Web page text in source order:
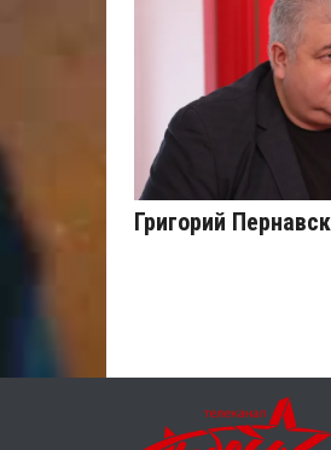
Григорий